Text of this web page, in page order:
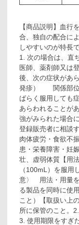
【商品説明】血行
合、独自の配合に
しやすいのが特長
1. 次の場合は、直
医師、薬剤師又は
後、次の症状が
発疹） 関係部位
ばらく服用しても
あらわれることが
強がみられた場合
登録販売者に相談
肉体疲労・食欲不
患・栄養障害・妊
壮、虚弱体質【用
（100mL）を服用
意〉 用法・用量
る製品を同時に使
こと）【取扱い上
所に保管のこと。
3. 使用期限をすぎ